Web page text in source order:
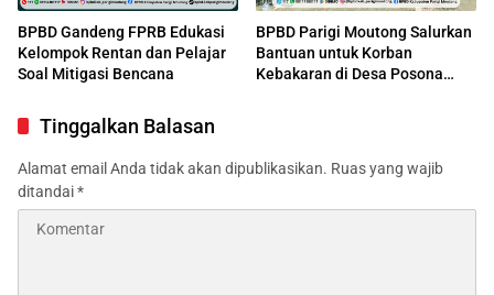
BPBD Gandeng FPRB Edukasi
Kelompok Rentan dan Pelajar
Soal Mitigasi Bencana
BPBD Parigi Moutong Salurkan
Bantuan untuk Korban
Kebakaran di Desa Posona
Tinggalkan Balasan
Alamat email Anda tidak akan dipublikasikan. Ruas yang wajib
ditandai*